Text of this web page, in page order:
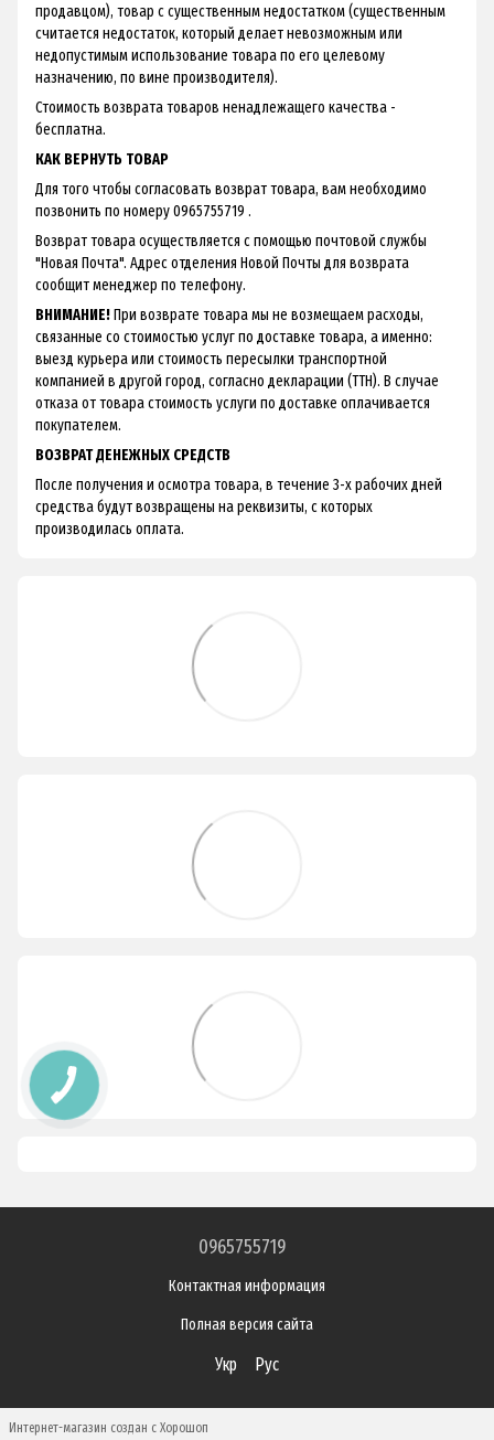
продавцом), товар с существенным недостатком (существенным
считается недостаток, который делает невозможным или
недопустимым использование товара по его целевому
назначению, по вине производителя).
Стоимость возврата товаров ненадлежащего качества -
бесплатна.
КАК ВЕРНУТЬ ТОВАР
Для того чтобы согласовать возврат товара, вам необходимо
позвонить по номеру 0965755719 .
Возврат товара осуществляется с помощью почтовой службы
"Новая Почта". Адрес отделения Новой Почты для возврата
сообщит менеджер по телефону.
ВНИМАНИЕ!При возврате товара мы не возмещаем расходы,
связанные со стоимостью услуг по доставке товара, а именно:
выезд курьера или стоимость пересылки транспортной
компанией в другой город, согласно декларации (ТТН). В случае
отказа от товара стоимость услуги по доставке оплачивается
покупателем.
ВОЗВРАТ ДЕНЕЖНЫХ СРЕДСТВ
После получения и осмотра товара, в течение 3-х рабочих дней
средства будут возвращены на реквизиты, с которых
производилась оплата.
0965755719
Контактная информация
Полная версия сайта
Укр Рус
Интернет-магазин создан с Хорошоп